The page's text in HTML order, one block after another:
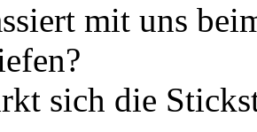
mit uns
sich die